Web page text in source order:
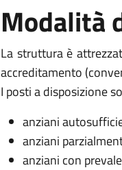
Modalità
La struttura è
accreditamento
I posti a disposizione
anziani
anziani
anziani con